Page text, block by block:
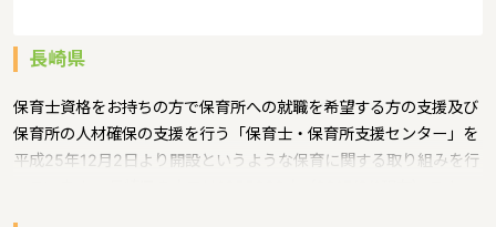
長崎県
保育士資格をお持ちの方で保育所への就職を希望する方の支援及び
保育所の人材確保の支援を行う「保育士・保育所支援センター」を
平成25年12月2日より開設というような保育に関する取り組みを行